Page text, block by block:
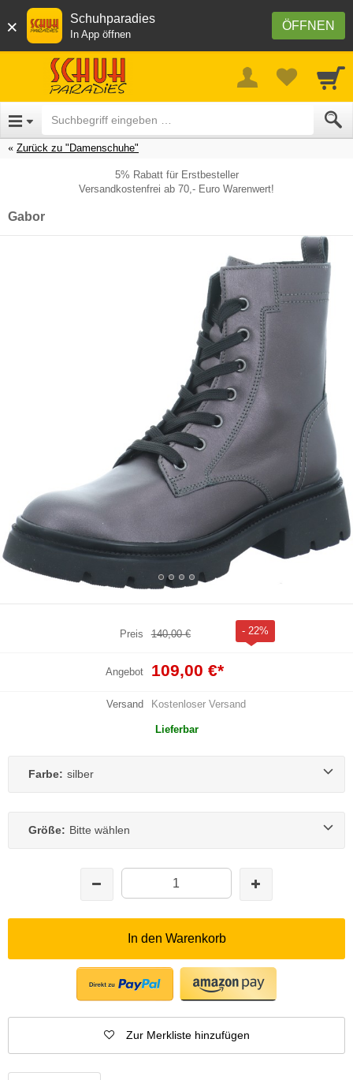
× ÖFFNEN
Schuhparadies
In App öffnen
Zurück zu "Damenschuhe"
5% Rabatt für Erstbesteller
Versandkostenfrei ab 70,- Euro Warenwert!
Gabor
Preis 140,00 € - 22%
Angebot 109,00 €*
Versand Kostenloser Versand
Lieferbar
Farbe: silber
Größe: Bitte wählen
In den Warenkorb
Zur Merkliste hinzufügen